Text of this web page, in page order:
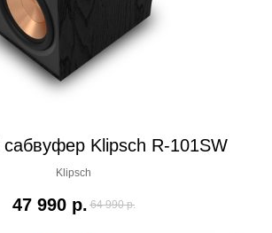
Klipsch R-101SW
Klipsch
47 990 р. 64 990 р.